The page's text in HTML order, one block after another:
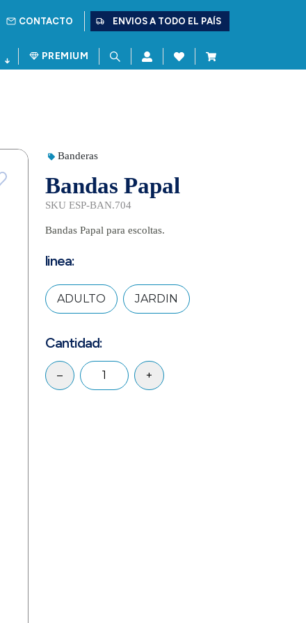
CONTACTO ENVIOS A TODO EL PAÍS
PREMIUM
Banderas
Bandas Papal
SKU ESP-BAN.704
Bandas Papal para escoltas.
linea:
ADULTO JARDIN
Cantidad:
– +